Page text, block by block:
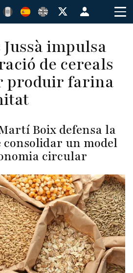
Menú
de
cuenta
de
usuario
impulsa
de cereals
produir farina
Boix defensa la
consolidar un model
circular